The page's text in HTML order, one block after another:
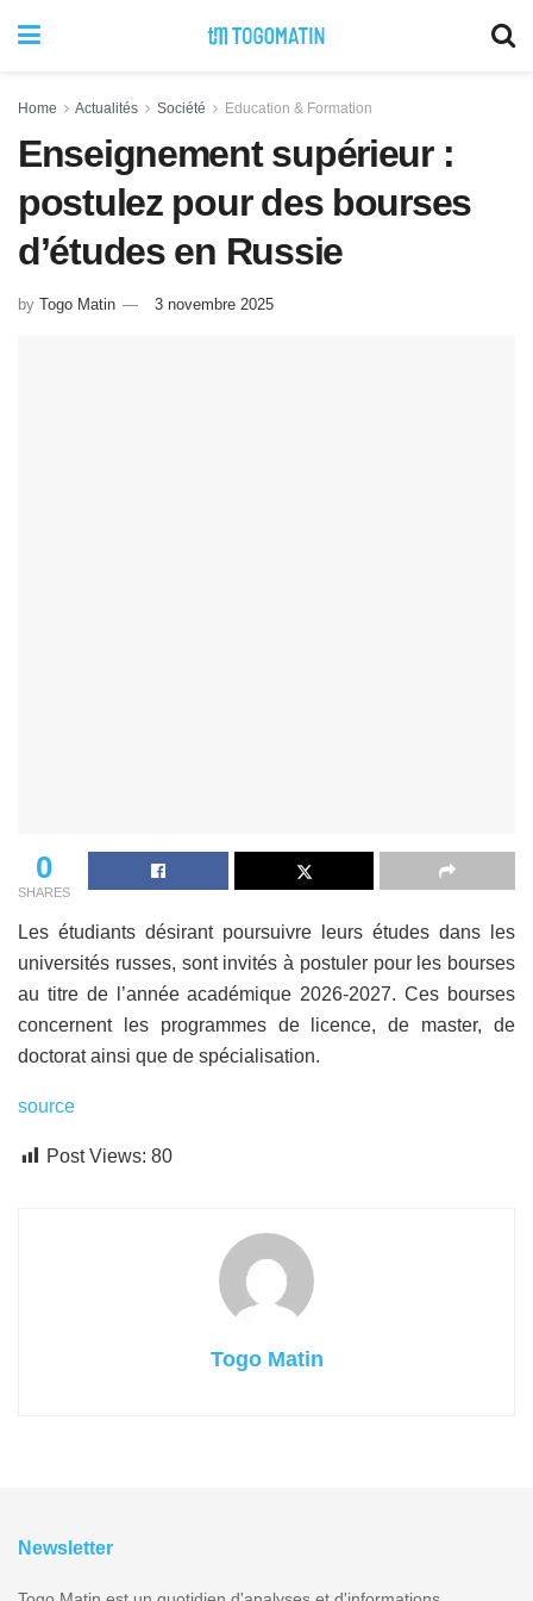
Home Actualités Société Education & Formation
Enseignement supérieur :
postulez pour des bourses
d’études en Russie
by Togo Matin 3 novembre 2025
0
SHARES
Les étudiants désirant poursuivre leurs études dans les
universités russes, sont invités à postuler pour les bourses
au titre de l’année académique 2026-2027. Ces bourses
concernent les programmes de licence, de master, de
doctorat ainsi que de spécialisation.
source
Post Views: 80
Togo Matin
Newsletter